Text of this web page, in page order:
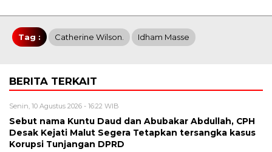
Tag : Catherine Wilson. Idham Masse
BERITA TERKAIT
Senin, 10 Agustus 2026 - 16:22 WIB
Sebut nama Kuntu Daud dan Abubakar Abdullah, CPH
Desak Kejati Malut Segera Tetapkan tersangka kasus
Korupsi Tunjangan DPRD